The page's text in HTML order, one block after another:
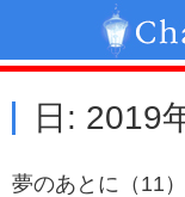
日: 2019
夢のあとに（11